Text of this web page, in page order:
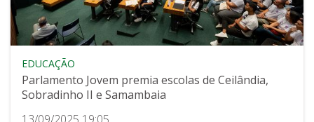
EDUCAÇÃO
Parlamento Jovem premia escolas de Ceilândia,
Sobradinho II e Samambaia